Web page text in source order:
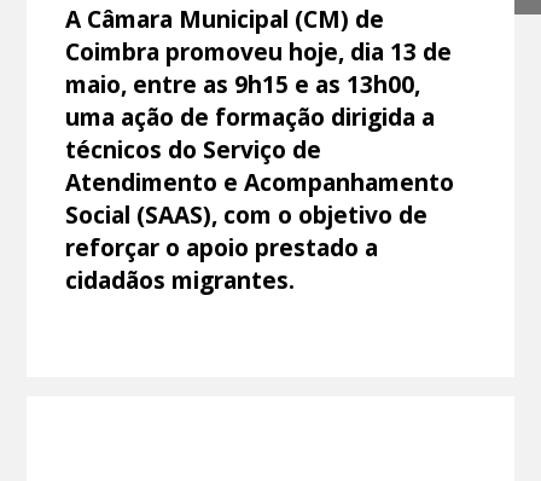
A Câmara Municipal (CM) de
Coimbra promoveu hoje, dia 13 de
maio, entre as 9h15 e as 13h00,
uma ação de formação dirigida a
técnicos do Serviço de
Atendimento e Acompanhamento
Social (SAAS), com o objetivo de
reforçar o apoio prestado a
cidadãos migrantes.